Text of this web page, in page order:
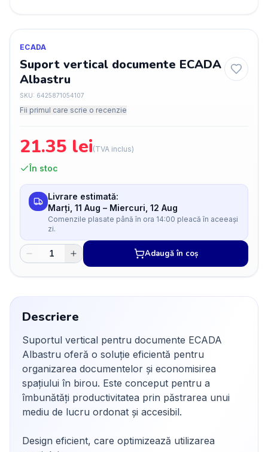
ECADA
Suport vertical documente ECADA
Albastru
SKU: 6425871054107
Fii primul care scrie o recenzie
21.35 lei(TVA inclus)
În stoc
Livrare estimată:
Marți, 11 Aug – Miercuri, 12 Aug
Comenzile plasate până în ora 14:00 pleacă în aceeași
zi.
Adaugă în coș
Descriere
Suportul vertical pentru documente ECADA
Albastru oferă o soluție eficientă pentru
organizarea documentelor și economisirea
spațiului în birou. Este conceput pentru a
îmbunătăți productivitatea prin păstrarea unui
mediu de lucru ordonat și accesibil.
Design eficient, care optimizează utilizarea